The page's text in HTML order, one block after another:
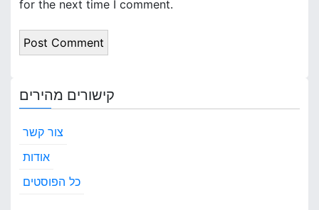
for the next time I comment.
קישורים מהירים
צור קשר
אודות
כל הפוסטים